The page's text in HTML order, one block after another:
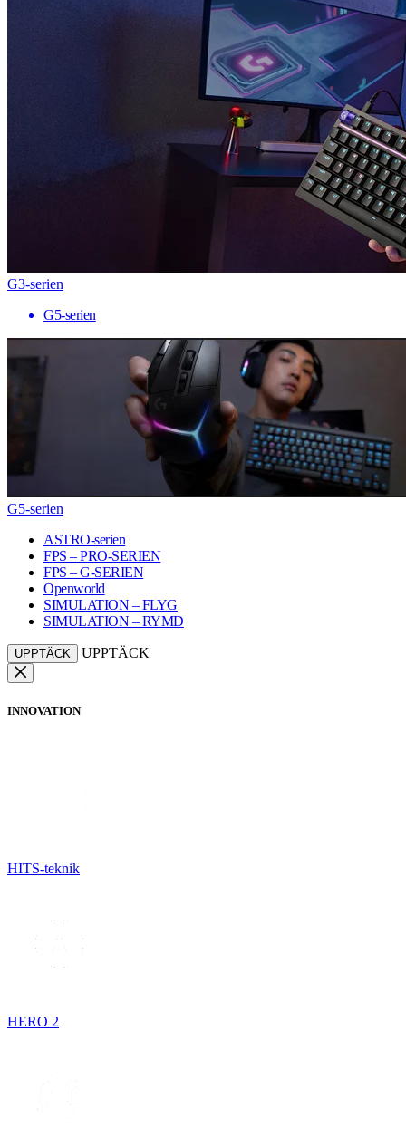
G3-serien
G5-serien
G5-serien
ASTRO-serien
FPS – PRO-SERIEN
FPS – G-SERIEN
Openworld
SIMULATION – FLYG
SIMULATION – RYMD
UPPTÄCK UPPTÄCK
INNOVATION
HITS-teknik
HERO 2